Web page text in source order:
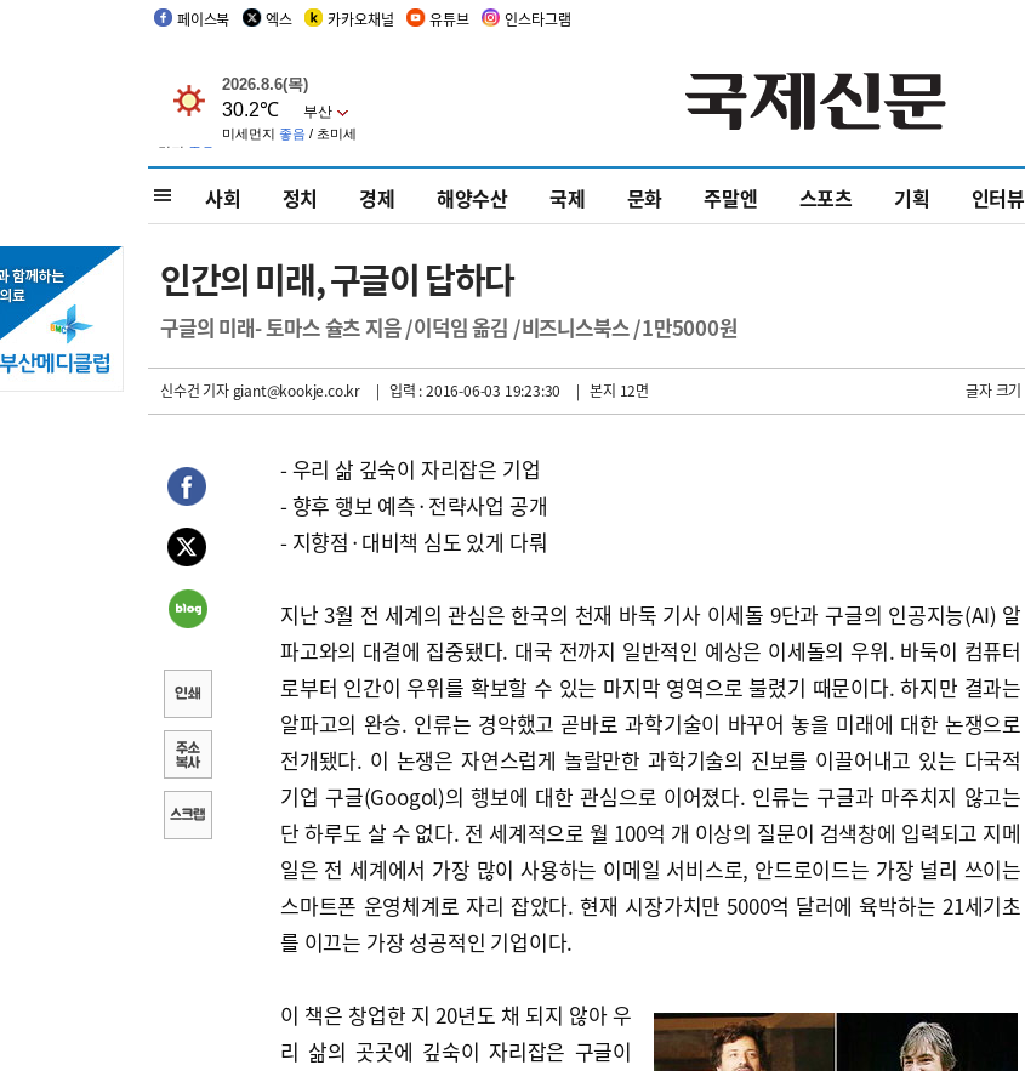
페이스북 엑스 카카오채널 유튜브 인스타그램
사회 정치 경제 해양수산 국제 문화 주말엔 스포츠 기획 인터뷰
인간의 미래, 구글이 답하다
구글의 미래- 토마스 슐츠 지음 /이덕임 옮김 /비즈니스북스 /1만5000원
신수건 기자giant@kookje.co.kr | 입력 : 2016-06-03 19:23:30 | 본지 12면 글자 크기
- 우리 삶 깊숙이 자리잡은 기업
- 향후 행보 예측·전략사업 공개
- 지향점·대비책 심도 있게 다뤄
지난 3월 전 세계의 관심은 한국의 천재 바둑 기사 이세돌 9단과 구글의 인공지능(AI) 알
파고와의 대결에 집중됐다. 대국 전까지 일반적인 예상은 이세돌의 우위. 바둑이 컴퓨터
로부터 인간이 우위를 확보할 수 있는 마지막 영역으로 불렸기 때문이다. 하지만 결과는
알파고의 완승. 인류는 경악했고 곧바로 과학기술이 바꾸어 놓을 미래에 대한 논쟁으로
전개됐다. 이 논쟁은 자연스럽게 놀랄만한 과학기술의 진보를 이끌어내고 있는 다국적
기업 구글(Googol)의 행보에 대한 관심으로 이어졌다. 인류는 구글과 마주치지 않고는
단 하루도 살 수 없다. 전 세계적으로 월 100억 개 이상의 질문이 검색창에 입력되고 지메
일은 전 세계에서 가장 많이 사용하는 이메일 서비스로, 안드로이드는 가장 널리 쓰이는
스마트폰 운영체계로 자리 잡았다. 현재 시장가치만 5000억 달러에 육박하는 21세기초
를 이끄는 가장 성공적인 기업이다.
이 책은 창업한 지 20년도 채 되지 않아 우
리 삶의 곳곳에 깊숙이 자리잡은 구글이